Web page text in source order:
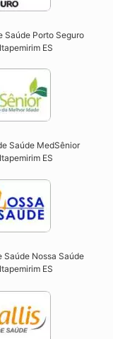
Saúde Porto Seguro
Itapemirim ES​
Saúde MedSênior
Itapemirim ES​
Saúde Nossa Saúde
Itapemirim ES​